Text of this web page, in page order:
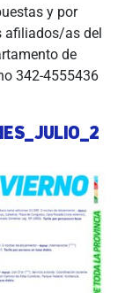
y por
afiliados/as del
de
342-4555436